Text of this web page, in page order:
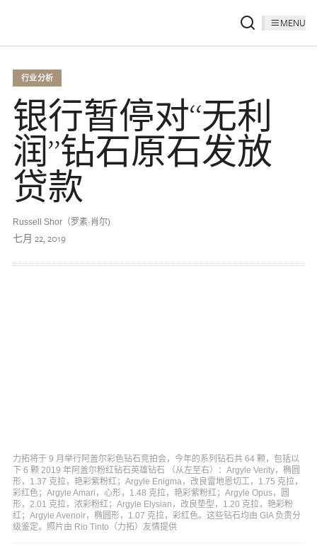
MENU
行业分析
银行暂停对“无利
润”钻石原石发放
贷款
Russell Shor（罗素·肖尔)
七月 22, 2019
力拓将于 9 月举行阿盖尔彩色钻石竞拍会，今年的系列钻石共 64 颗，包括以
下 6 颗 2019 年阿盖尔粉红钻石英雄钻石 （从左至右）：Argyle Verity，椭圆
形，1.37 克拉，艳彩紫粉红；Argyle Enigma，改良雷地恩切工，1.75 克拉，
彩红色；Argyle Amari，心形，1.48 克拉，艳彩紫粉红；Argyle Opus，圆
形，2.01 克拉，浓彩粉红；Argyle Elysian，改良垫型，1.20 克拉，艳彩粉
红；Argyle Avenoir，椭圆形，1.07 克拉，彩红色。这些钻石均由 GIA 负责分
级鉴定。照片由 Rio Tinto（力拓）友情提供